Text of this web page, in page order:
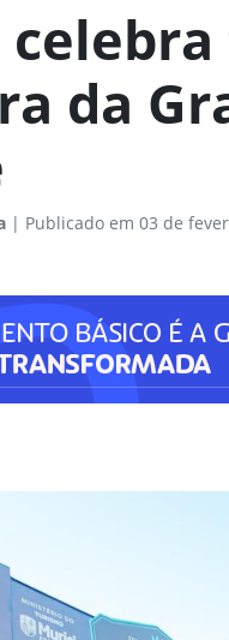
da
| Publicado em 03 de